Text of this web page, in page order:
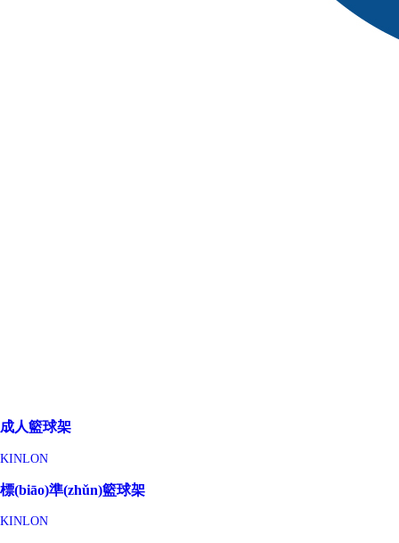
成人籃球架
KINLON
標(biāo)準(zhǔn)籃球架
KINLON